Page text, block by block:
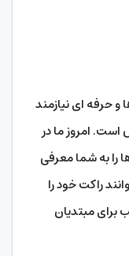
حرفه ای نیازمند
امروز ما در
را به شما معرفی
راکت خود را
برای مبتدیان